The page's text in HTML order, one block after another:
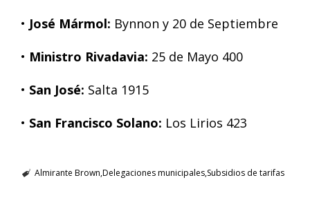
• José Mármol: Bynnon y 20 de Septiembre
• Ministro Rivadavia: 25 de Mayo 400
• San José: Salta 1915
• San Francisco Solano: Los Lirios 423
Almirante Brown Delegaciones municipalesSubsidios de tarifas